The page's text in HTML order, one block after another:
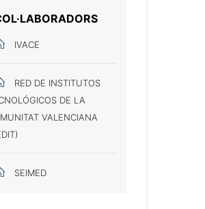
IVACE
RED DE INSTITUTOS
DE LA
VALENCIANA
SEIMED